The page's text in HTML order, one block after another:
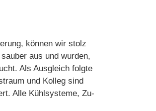
können wir stolz
aus und wurden,
Als Ausgleich folgte
und Kolleg sind
Alle Kühlsysteme, Zu-